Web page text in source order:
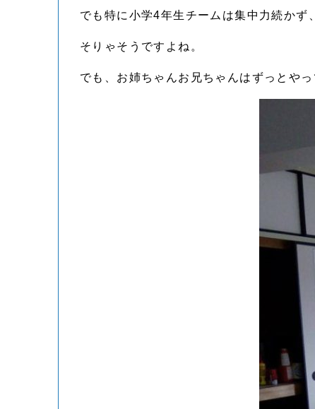
でも特に小学4年生チームは集中力続かず
そりゃそうですよね。
でも、お姉ちゃんお兄ちゃんはずっとや